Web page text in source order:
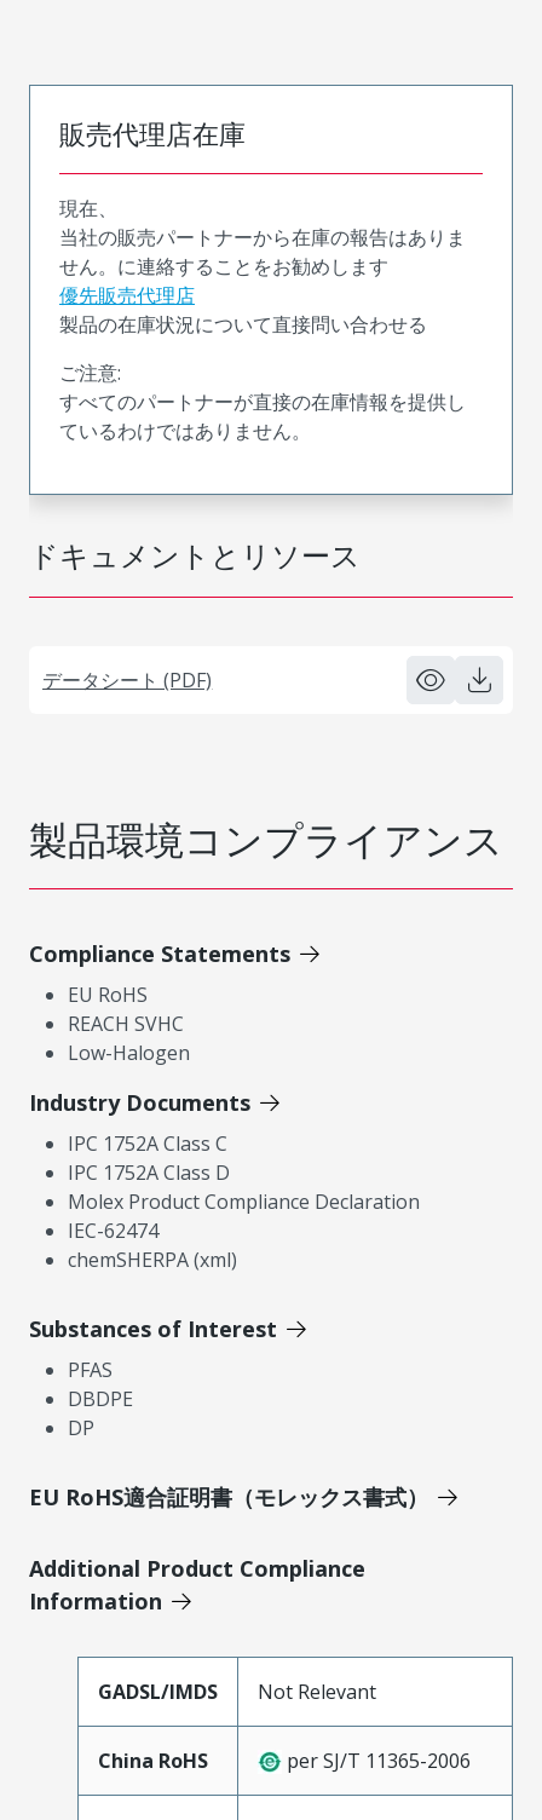
ドキュメントとリソース
データシート (PDF)
販売代理店在庫
現在、
当社の販売パートナーから在庫の報告はありま
せん。に連絡することをお勧めします
優先販売代理店
製品の在庫状況について直接問い合わせる
ご注意:
すべてのパートナーが直接の在庫情報を提供し
ているわけではありません。
製品環境コンプライアンス
Compliance Statements
EU RoHS
REACH SVHC
Low-Halogen
Industry Documents
IPC 1752A Class C
IPC 1752A Class D
Molex Product Compliance Declaration
IEC-62474
chemSHERPA (xml)
Substances of Interest
PFAS
DBDPE
DP
EU RoHS適合証明書（モレックス書式）
Additional Product Compliance
Information
GADSL/IMDS Not Relevant
China RoHS per SJ/T 11365-2006